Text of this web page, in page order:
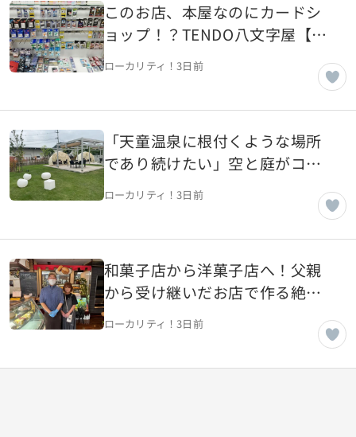
このお店、本屋なのにカードシ
ョップ！？TENDO八文字屋【山
形県天童市】
ローカリティ！3日前
「天童温泉に根付くような場所
であり続けたい」空と庭がコン
セプトのカフェ【山形県天童
ローカリティ！3日前
和菓子店から洋菓子店へ！父親
から受け継いだお店で作る絶品
洋菓子【山形県山形市】
ローカリティ！3日前